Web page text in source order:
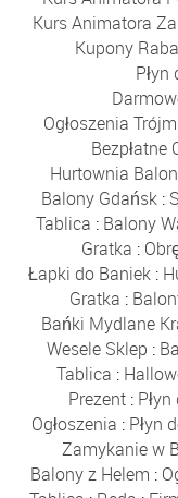
Kurs Animatora
Kupony
Ogłoszenia
Bezpłatne
Hurtownia
Balony Gdańsk :
Tablica : Balony
Gratka :
Łapki do Baniek:
Gratka :
Bańki Mydlane
Wesele Sklep :
Tablica :
Prezent :
Ogłoszenia : Płyn
Zamykanie w
Balony z Helem :